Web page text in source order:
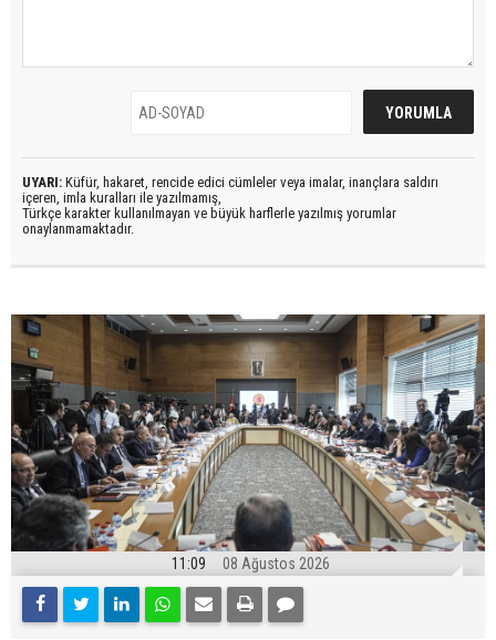
UYARI: Küfür, hakaret, rencide edici cümleler veya imalar, inançlara saldırı
içeren, imla kuralları ile yazılmamış,
Türkçe karakter kullanılmayan ve büyük harflerle yazılmış yorumlar
onaylanmamaktadır.
11:09 08 Ağustos 2026